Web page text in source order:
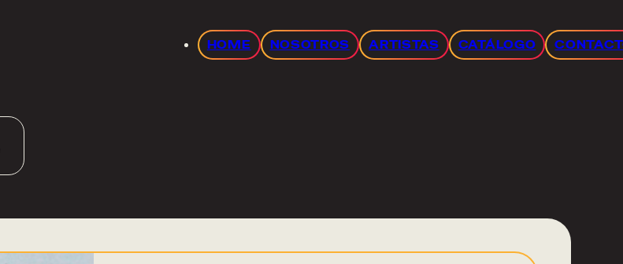
HOME NOSOTROS ARTISTAS CATÁLOGO